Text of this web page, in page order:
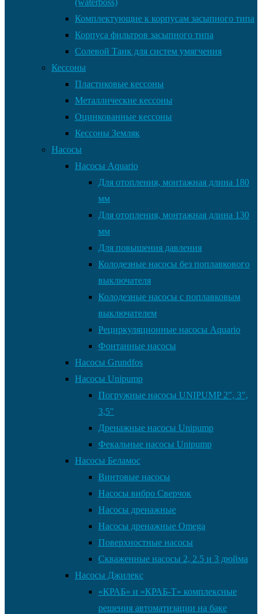
(waterboss)
Комплектующие к корпусам засыпного типа
Корпуса фильтров засыпного типа
Солевой Танк для систем умягчения
Кессоны
Пластиковые кессоны
Металлические кессоны
Оцинкованные кессоны
Кессоны Земляк
Насосы
Насосы Aquario
Для отопления, монтажная длина 180
мм
Для отопления, монтажная длина 130
мм
Для повышения давления
Колодезные насосы без поплавкового
выключателя
Колодезные насосы с поплавковым
выключателем
Рециркуляционные насосы Aquario
Фонтанные насосы
Насосы Grundfos
Насосы Unipump
Погружные насосы UNIPUMP 2″, 3″,
3,5″
Дренажные насосы Unipump
Фекальные насосы Unipump
Насосы Беламос
Винтовые насосы
Насосы вибро Сверчок
Насосы дренажные
Насосы дренажные Omega
Поверхностные насосы
Скваженные насосы 2, 2.5 и 3 дюйма
Насосы Джилекс
«КРАБ» и «КРАБ-Т» комплексные
решения автоматизации на баке